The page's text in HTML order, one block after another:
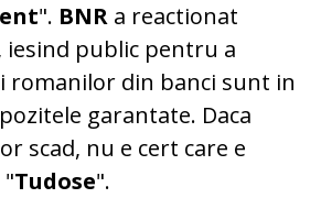
". BNR a reactionat
public pentru a
romanilor din banci sunt in
garantate. Daca
scad, nu e cert care e
Tudose".